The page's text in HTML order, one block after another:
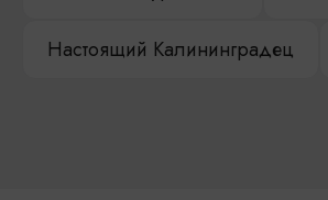
Настоящий Калининградец